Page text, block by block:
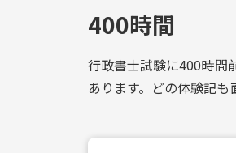
400時間
行政書士試験に400時間
あります。どの体験記も